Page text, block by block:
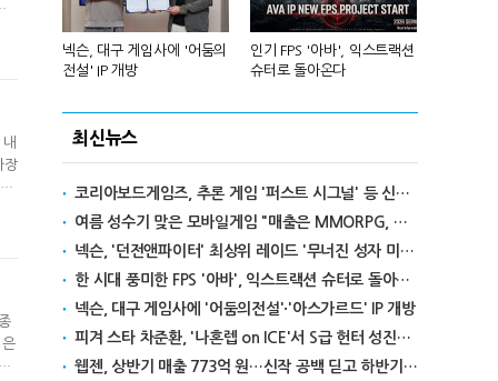
장
넥슨, 대구 게임사에 '어둠의
전설' IP 개방
인기 FPS '아바', 익스트랙션
슈터로 돌아온다
최신뉴스
코리아보드게임즈, 추론 게임 '퍼스트 시그널' 등 신작 보드게임 4종 출시
여름 성수기 맞은 모바일게임 "매출은 MMORPG, 인기는 캐주얼"
넥슨, '던전앤파이터' 최상위 레이드 '무너진 성자 미카엘라' 업데이트
한 시대 풍미한 FPS '아바', 익스트랙션 슈터로 돌아온다
넥슨, 대구 게임사에 '어둠의전설'·'아스가르드' IP 개방
피겨 스타 차준환, '나혼렙 on ICE'서 S급 헌터 성진우로 변신
웹젠, 상반기 매출 773억 원…신작 공백 딛고 하반기 반전 노린다